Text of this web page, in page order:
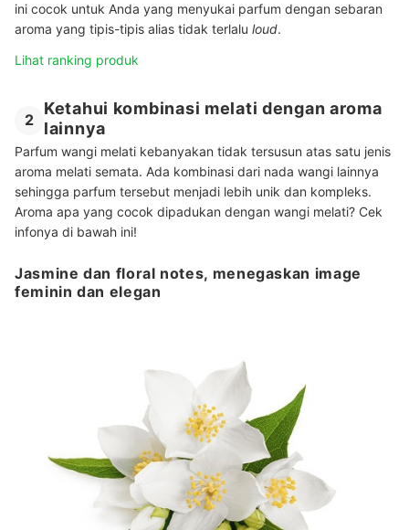
ini cocok untuk Anda yang menyukai parfum dengan sebaran
aroma yang tipis-tipis alias tidak terlalu loud.
Lihat ranking produk
2
Ketahui kombinasi melati dengan aroma
lainnya
Parfum wangi melati kebanyakan tidak tersusun atas satu jenis
aroma melati semata. Ada kombinasi dari nada wangi lainnya
sehingga parfum tersebut menjadi lebih unik dan kompleks.
Aroma apa yang cocok dipadukan dengan wangi melati? Cek
infonya di bawah ini!
Jasmine dan floral notes, menegaskan image
feminin dan elegan